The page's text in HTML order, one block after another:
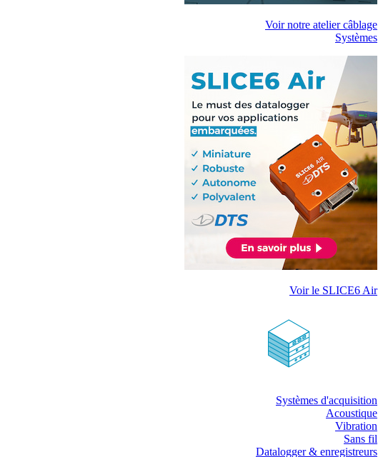
Voir notre atelier câblage
Systèmes
Voir le SLICE6 Air
Systèmes d'acquisition
Acoustique
Vibration
Sans fil
Datalogger & enregistreurs